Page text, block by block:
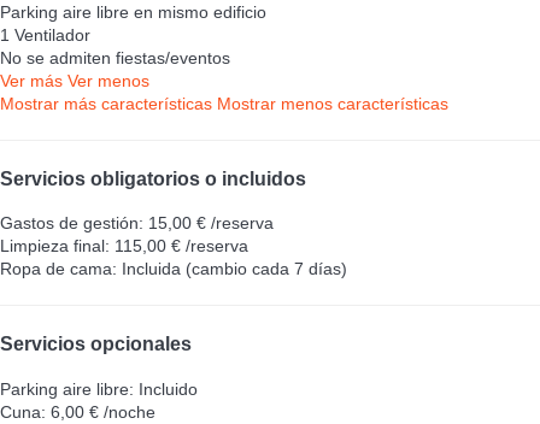
Parking aire libre en mismo edificio
1 Ventilador
No se admiten fiestas/eventos
Ver más Ver menos
Mostrar más características Mostrar menos características
Servicios obligatorios o incluidos
Gastos de gestión: 15,00 € /reserva
Limpieza final: 115,00 € /reserva
Ropa de cama: Incluida (cambio cada 7 días)
Servicios opcionales
Parking aire libre: Incluido
Cuna: 6,00 € /noche